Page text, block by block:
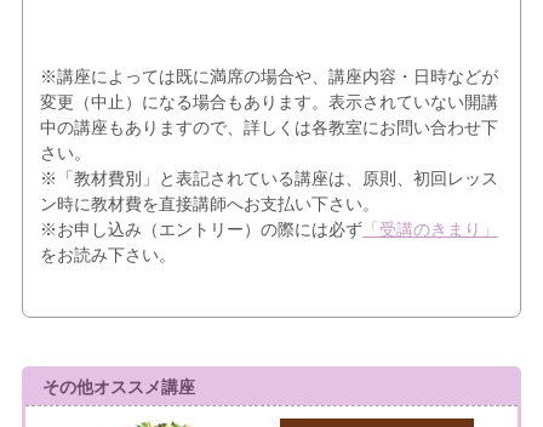
※講座によっては既に満席の場合や、講座内容・日時などが
変更（中止）になる場合もあります。表示されていない開講
中の講座もありますので、詳しくは各教室にお問い合わせ下
さい。
※「教材費別」と表記されている講座は、原則、初回レッス
ン時に教材費を直接講師へお支払い下さい。
※お申し込み（エントリー）の際には必ず「受講のきまり」
をお読み下さい。
その他オススメ講座